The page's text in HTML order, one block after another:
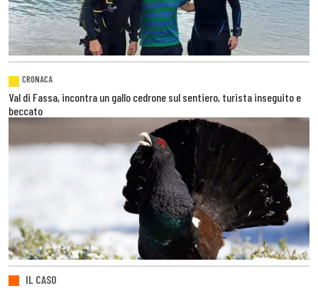
CRONACA
Val di Fassa, incontra un gallo cedrone sul sentiero, turista inseguito e
beccato
IL CASO